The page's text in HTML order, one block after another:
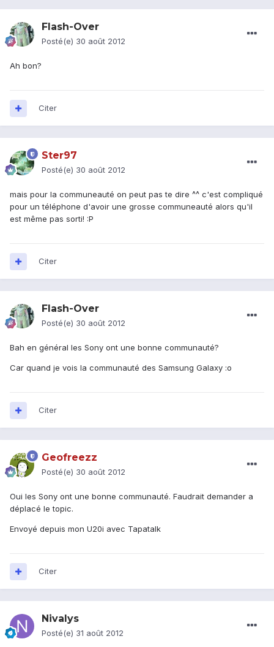
Flash-Over
Posté(e) 30 août 2012
Ah bon?
Citer
Ster97
Posté(e) 30 août 2012
mais pour la communeauté on peut pas te dire ^^ c'est compliqué
pour un téléphone d'avoir une grosse communeauté alors qu'il
est même pas sorti! :P
Citer
Flash-Over
Posté(e) 30 août 2012
Bah en général les Sony ont une bonne communauté?
Car quand je vois la communauté des Samsung Galaxy :o
Citer
Geofreezz
Posté(e) 30 août 2012
Oui les Sony ont une bonne communauté. Faudrait demander a
déplacé le topic.
Envoyé depuis mon U20i avec Tapatalk
Citer
Nivalys
Posté(e) 31 août 2012